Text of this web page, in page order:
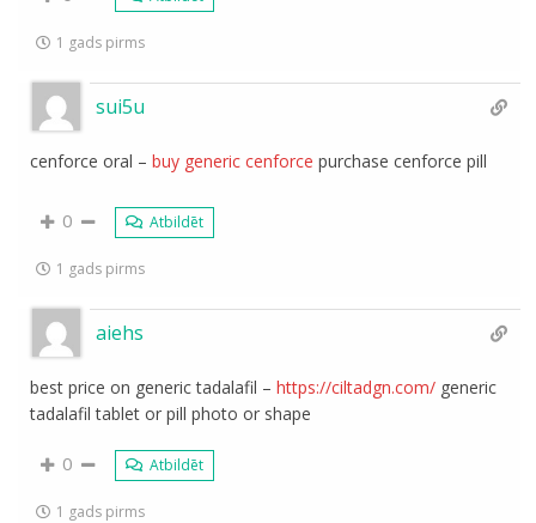
1 gads pirms
sui5u
cenforce oral –buy generic cenforce purchase cenforce pill
0 Atbildēt
1 gads pirms
aiehs
best price on generic tadalafil –https://ciltadgn.com/
tadalafil tablet or pill photo or shape
0 Atbildēt
1 gads pirms